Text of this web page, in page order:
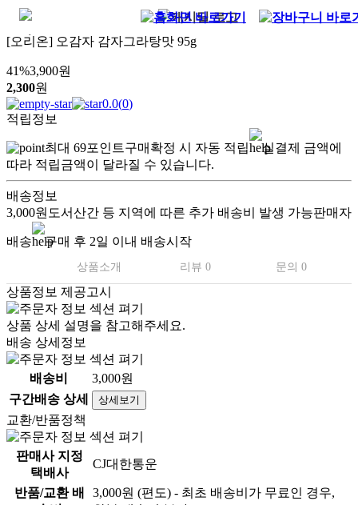
[오리온] 오감자 감자그라탕맛 95g
41%3,900원
2,300원
0.0(0)
적립정보
최대 69포인트구매확정 시 자동 적립
실결제 금액에
따라 적립금액이 달라질 수 있습니다.
배송정보
3,000원 도서산간 등 지역에 따른 추가 배송비 발생 가능판매자
배송 구매 후 2일 이내 배송시작
상품소개 리뷰 0 문의 0
.
상품정보 제공고시
상품 상세 설명을 참고해주세요.
배송 상세정보
배송비
3,000원
구간배송 상세
상세보기
교환/반품정책
판매사 지정
택배사
CJ대한통운
반품/교환 배
3,000원 (편도) - 최초 배송비가 무료인 경우,